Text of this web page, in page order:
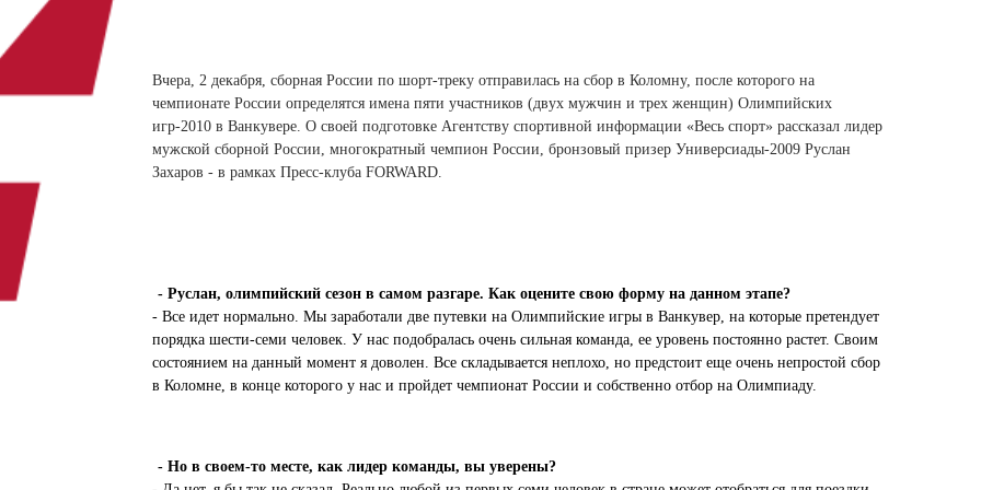
и пуховики
уборы
рюкзаки
пуховики
уборы
рюкзаки
варежки
и пуховики
уборы
рюкзаки
край (5)
(1)
МО (14)
Свердловская область (5)
Северная Осетия (2)
Смоленская область (1)
Ярославская область (1)
Вчера, 2 декабря, сборная России по шорт-треку отправилась на сбор в Коломну, после которого на
чемпионате России определятся имена пяти участников (двух мужчин и трех женщин) Олимпийских
игр-2010 в Ванкувере. О своей подготовке Агентству спортивной информации «Весь спорт» рассказал лидер
мужской сборной России, многократный чемпион России, бронзовый призер Универсиады-2009 Руслан
Захаров - в рамках Пресс-клуба FORWARD.
- Руслан, олимпийский сезон в самом разгаре. Как оцените свою форму на данном этапе?
- Все идет нормально. Мы заработали две путевки на Олимпийские игры в Ванкувер, на которые претендует
порядка шести-семи человек. У нас подобралась очень сильная команда, ее уровень постоянно растет. Своим
состоянием на данный момент я доволен. Все складывается неплохо, но предстоит еще очень непростой сбор
в Коломне, в конце которого у нас и пройдет чемпионат России и собственно отбор на Олимпиаду.
- Но в своем-то месте, как лидер команды, вы уверены?